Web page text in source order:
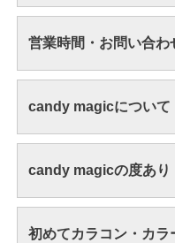
営業時間・お問い合わ
candy magicについて
candy magicの度あり
初めてカラコン・カラ